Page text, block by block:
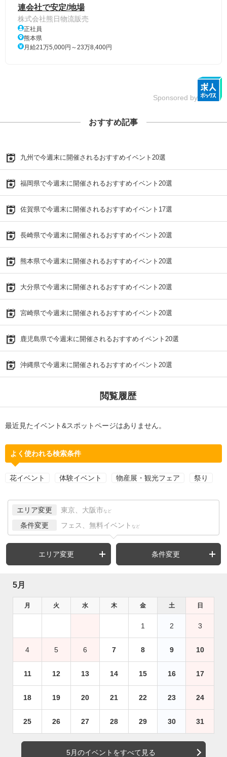
連会社で安定/地場
株式会社熊日物流販売
正社員
熊本県
月給21万5,000円～23万8,400円
Sponsored by
おすすめ記事
九州で今週末に開催されるおすすめイベント20選
福岡県で今週末に開催されるおすすめイベント20選
佐賀県で今週末に開催されるおすすめイベント17選
長崎県で今週末に開催されるおすすめイベント20選
熊本県で今週末に開催されるおすすめイベント20選
大分県で今週末に開催されるおすすめイベント20選
宮崎県で今週末に開催されるおすすめイベント20選
鹿児島県で今週末に開催されるおすすめイベント20選
沖縄県で今週末に開催されるおすすめイベント20選
閲覧履歴
最近見たイベント&スポットページはありません。
よく使われる検索条件
花イベント 体験イベント 物産展・観光フェア 祭り
エリア変更 東京、大阪市 など
条件変更 フェス、無料イベント など
エリア変更 条件変更
5月
月 火 水 木 金 土 日
1 2 3
4 5 6 7 8 9 10
11 12 13 14 15 16 17
18 19 20 21 22 23 24
25 26 27 28 29 30 31
5月のイベントをすべて見る